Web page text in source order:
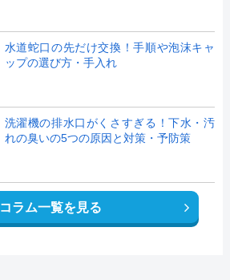
水道蛇口の先だけ交換！手順や泡沫キャ
ップの選び方・手入れ
洗濯機の排水口がくさすぎる！下水・汚
れの臭いの5つの原因と対策・予防策
コラム一覧を見る